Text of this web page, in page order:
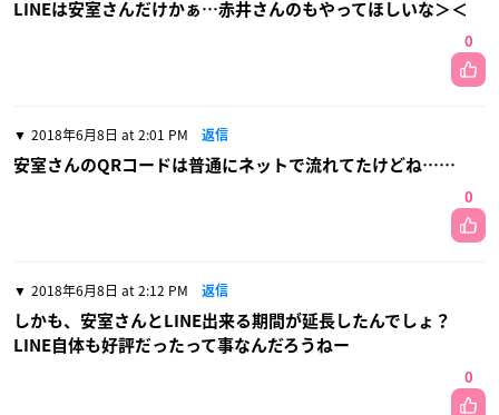
LINEは安室さんだけかぁ…赤井さんのもやってほしいな＞＜
0
2018年6月8日 at 2:01 PM 返信
安室さんのQRコードは普通にネットで流れてたけどね……
0
2018年6月8日 at 2:12 PM 返信
しかも、安室さんとLINE出来る期間が延長したんでしょ？
LINE自体も好評だったって事なんだろうねー
0